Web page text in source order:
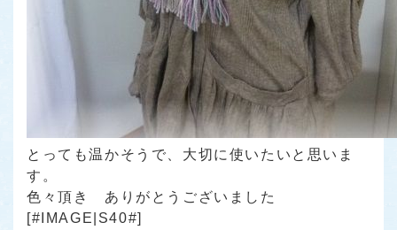
とっても温かそうで、大切に使いたいと思いま
す。
色々頂き ありがとうございました
[#IMAGE|S40#]